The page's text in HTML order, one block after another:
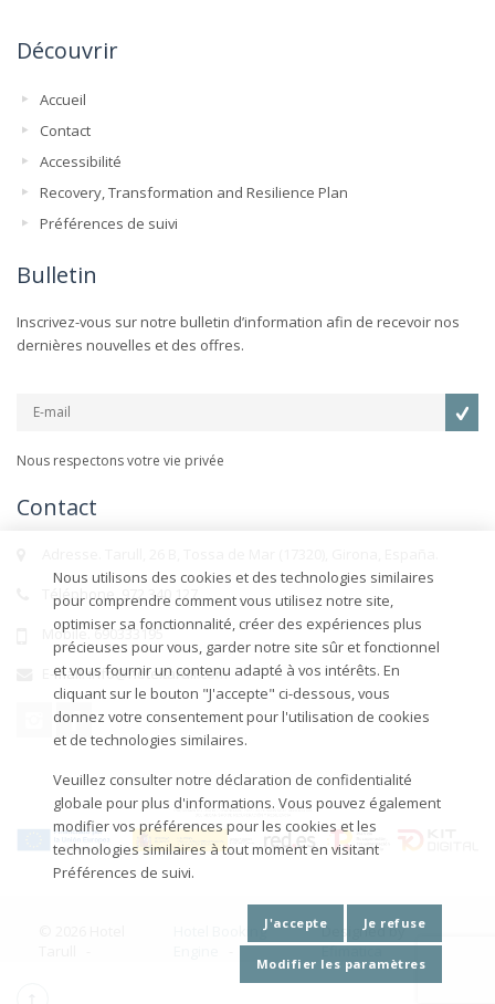
Découvrir
Accueil
Contact
Accessibilité
Recovery, Transformation and Resilience Plan
Préférences de suivi
Bulletin
Inscrivez-vous sur notre bulletin d’information afin de recevoir nos
dernières nouvelles et des offres.
Nous respectons votre vie privée
Contact
Téléphone. 972 340 127
Mobile. 690333195
E-mail. info@hoteltarull.com
Hotel Booking
-
Designed by
Efimatica
Nous utilisons des cookies et des technologies similaires
pour comprendre comment vous utilisez notre site,
optimiser sa fonctionnalité, créer des expériences plus
précieuses pour vous, garder notre site sûr et fonctionnel
et vous fournir un contenu adapté à vos intérêts. En
cliquant sur le bouton "J'accepte" ci-dessous, vous
donnez votre consentement pour l'utilisation de cookies
et de technologies similaires.
Veuillez consulter notre déclaration de confidentialité
globale pour plus d'informations. Vous pouvez également
modifier vos préférences pour les cookies et les
technologies similaires à tout moment en visitant
Préférences de suivi.
J'accepte Je refuse
Modifier les paramètres